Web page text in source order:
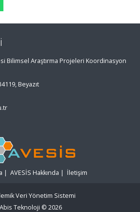
Bilimsel Araştırma Projeleri Koordinasyon
Beyazıt
| AVESİS Hakkında | İletişim
Veri Yönetim Sistemi
Abis Teknoloji © 2026